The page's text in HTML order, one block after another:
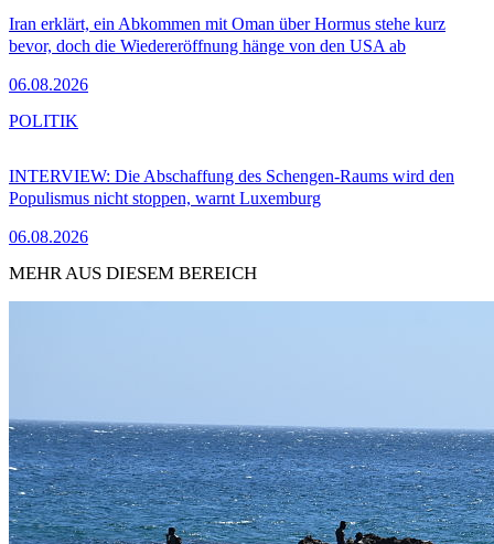
Iran erklärt, ein Abkommen mit Oman über Hormus stehe kurz
bevor, doch die Wiedereröffnung hänge von den USA ab
06.08.2026
INTERVIEW: Die Abschaffung des Schengen-Raums wird den
Populismus nicht stoppen, warnt Luxemburg
06.08.2026
POLITIK
MEHR AUS DIESEM BEREICH